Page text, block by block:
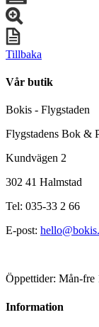
Tillbaka
Vår butik
Bokis - Flygstaden
Flygstadens Bok &
Kundvägen 2
302 41 Halmstad
Tel: 035-33 2 66
E-post:
Öppettider: Mån-fre
Information